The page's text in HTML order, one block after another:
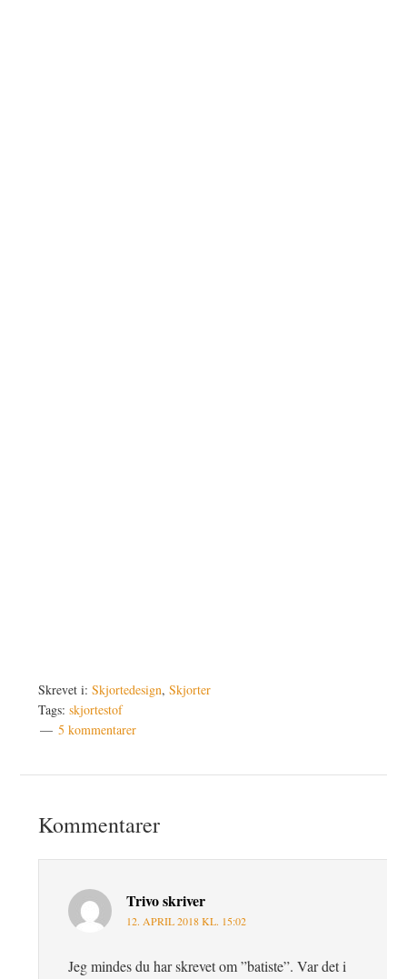
Skrevet i:Skjortedesign,Skjorter
Tags:skjortestof
5 kommentarer
Kommentarer
Trivoskriver
12. APRIL 2018 KL. 15:02
Jeg mindes du har skrevet om ”batiste”. Var det i